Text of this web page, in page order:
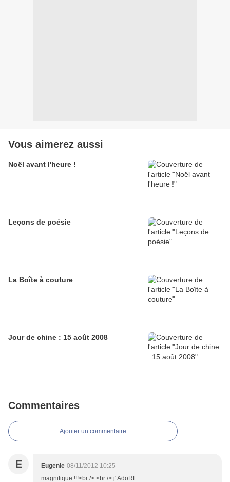
Vous aimerez aussi
Noël avant l'heure !
Leçons de poésie
La Boîte à couture
Jour de chine : 15 août 2008
Commentaires
Ajouter un commentaire
E Eugenie 08/11/2012 10:25
magnifique !!!<br /> <br /> j' AdoRE